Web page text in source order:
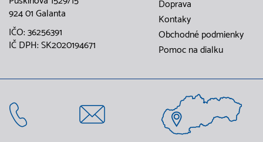
924 01 Galanta
IČO: 36256391
IČ DPH: SK2020194671
Doprava
Kontaky
Obchodné podmienky
Pomoc na dialku